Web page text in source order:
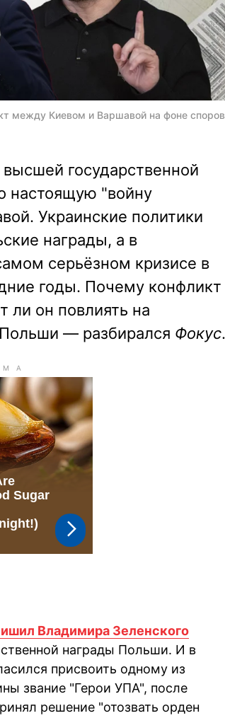
между Киевом и Варшавой на фоне
государственной
настоящую "войну
Украинские политики
награды, а в
серьёзном кризисе в
годы. Почему конфликт
ли он повлиять на
— разбирался Фокус.
Владимира Зеленского
награды Польши. И в
присвоить одному из
звание "Герои УПА", после
решение "отозвать орден